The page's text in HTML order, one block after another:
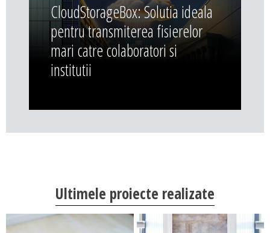
CloudStorageBox: Solutia ideala
pentru transmiterea fisierelor
mari catre colaboratori si
institutii
Ultimele proiecte realizate